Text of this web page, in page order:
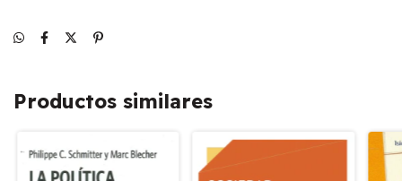
Productos similares